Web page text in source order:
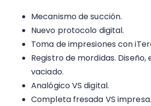
Mecanismo de succión.
Nuevo protocolo digital.
Toma de impresiones con
Registro de mordidas.
vaciado.
Analógico VS digital.
Completa fresada VS impresa.